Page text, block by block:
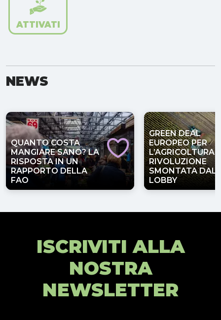
ATTIVATI
NEWS
QUANTO COSTA
MANGIARE SANO? LA
RISPOSTA IN UN
RAPPORTO DELLA
FAO
GREEN DEAL
EUROPEO PER
L’AGRICOLTURA,
RIVOLUZIONE
SMONTATA
LOBBY
ISCRIVITI ALLA
NOSTRA
NEWSLETTER